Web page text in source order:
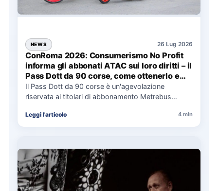
NEWS 26 Lug 2026
ConRoma 2026: Consumerismo No Profit
informa gli abbonati ATAC sui loro diritti – il
Pass Dott da 90 corse, come ottenerlo e
cosa spetta in caso di disservizi
Il Pass Dott da 90 corse è un'agevolazione
riservata ai titolari di abbonamento Metrebus
Leggi l'articolo 4 min